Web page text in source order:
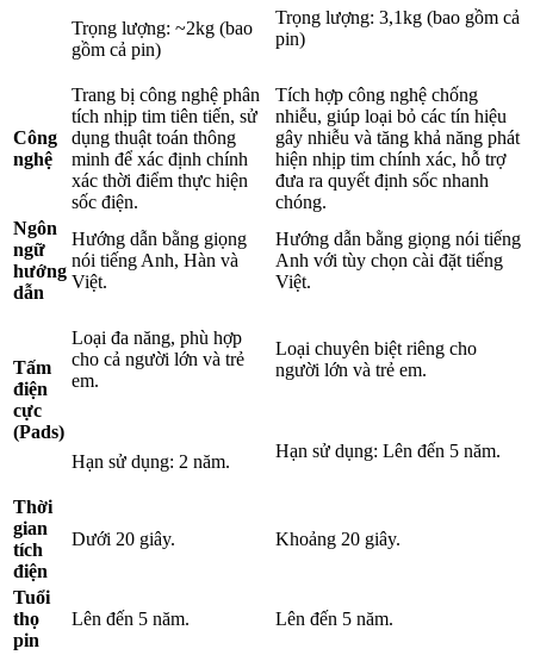
Trọng lượng: ~2kg (bao
gồm cả pin)
Trọng lượng: 3,1kg (bao gồm cả
pin)
Công
nghệ
Trang bị công nghệ phân
tích nhịp tim tiên tiến, sử
dụng thuật toán thông
minh để xác định chính
xác thời điểm thực hiện
sốc điện.
Tích hợp công nghệ chống
nhiễu, giúp loại bỏ các tín hiệu
gây nhiễu và tăng khả năng phát
hiện nhịp tim chính xác, hỗ trợ
đưa ra quyết định sốc nhanh
chóng.
Ngôn
ngữ
hướng
dẫn
Hướng dẫn bằng giọng
nói tiếng Anh, Hàn và
Việt.
Hướng dẫn bằng giọng nói tiếng
Anh với tùy chọn cài đặt tiếng
Việt.
Tấm
điện
cực
(Pads)
Loại đa năng, phù hợp
cho cả người lớn và trẻ
em.
Hạn sử dụng: 2 năm.
Loại chuyên biệt riêng cho
người lớn và trẻ em.
Hạn sử dụng: Lên đến 5 năm.
Thời
gian
tích
điện
Dưới 20 giây. Khoảng 20 giây.
Tuổi
thọ
pin
Lên đến 5 năm. Lên đến 5 năm.